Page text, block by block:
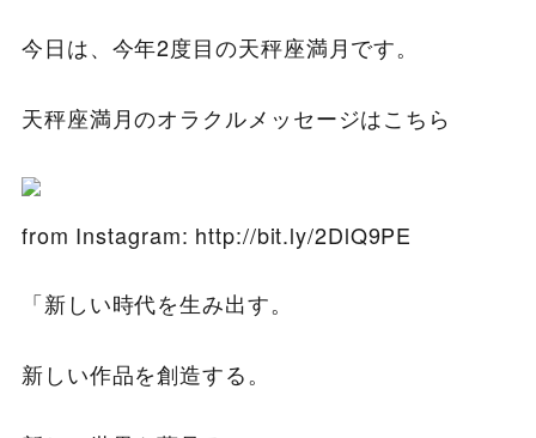
今日は、今年2度目の天秤座満月です。
天秤座満月のオラクルメッセージはこちら
from Instagram: http://bit.ly/2DlQ9PE
「新しい時代を生み出す。
新しい作品を創造する。